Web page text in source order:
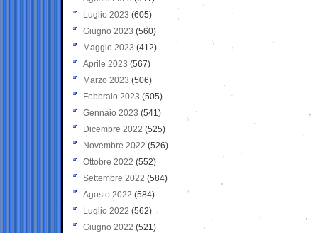
Luglio 2023 (605)
Giugno 2023 (560)
Maggio 2023 (412)
Aprile 2023 (567)
Marzo 2023 (506)
Febbraio 2023 (505)
Gennaio 2023 (541)
Dicembre 2022 (525)
Novembre 2022 (526)
Ottobre 2022 (552)
Settembre 2022 (584)
Agosto 2022 (584)
Luglio 2022 (562)
Giugno 2022 (521)